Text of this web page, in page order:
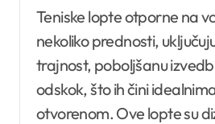
Teniske lopte otporne na
nekoliko prednosti,
trajnost, poboljšanu
odskok, što ih čini
otvorenom. Ove lopte su